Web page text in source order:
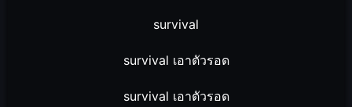
survival
survival เอาตัวรอด
survival เอาตัวรอด